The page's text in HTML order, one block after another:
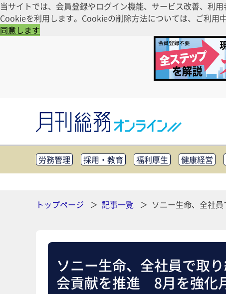
当サイトでは、会員登録やログイン機能、サービス改善、利
Cookieを利用します。Cookieの削除方法については、ご利
同意します
労務管理 採用・教育 福利厚生 健康経営
知財管理
リスクマネジメント・BCP 社外・社
助成金
トップページ
記事一覧 ソニー生命、全社
ソニー生命、全社員で取
会貢献を推進 8月を強化